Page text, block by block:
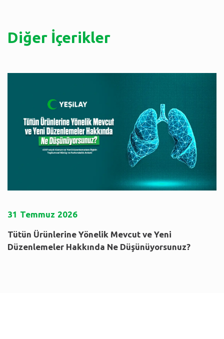
Diğer İçerikler
31 Temmuz 2026
Tütün Ürünlerine Yönelik Mevcut ve Yeni
Düzenlemeler Hakkında Ne Düşünüyorsunuz?